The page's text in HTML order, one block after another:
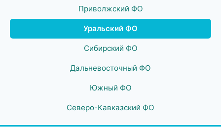
Приволжский ФО
Уральский ФО
Сибирский ФО
Дальневосточный ФО
Южный ФО
Северо-Кавказский ФО